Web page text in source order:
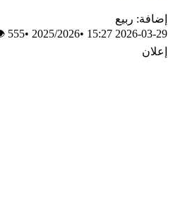
إضافة: ربيع
2026-03-29 15:27
•
2025/2026
•
555
إعلان